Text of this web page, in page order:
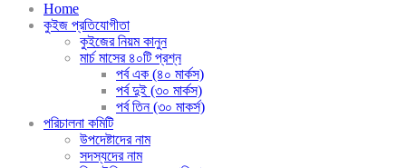
Home
কুইজ প্রতিযোগীতা
কুইজের নিয়ম কানুন
মার্চ মাসের ৪০টি প্রশ্ন
পর্ব এক (৪০ মার্কস)
পর্ব দুই (৩০ মার্কস)
পর্ব তিন (৩০ মাকর্স)
পরিচালনা কমিটি
উপদেষ্টাদের নাম
সদস্যদের নাম